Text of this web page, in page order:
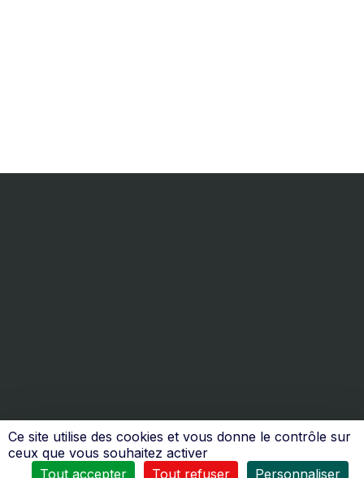
Ce site utilise des cookies et vous donne le contrôle sur
ceux que vous souhaitez activer
Tout accepter
Tout refuser Personnaliser